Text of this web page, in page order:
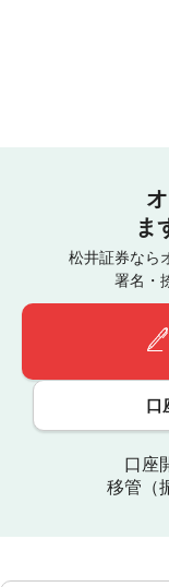
ま
松井証券なら
署名・
口
口座
移管（